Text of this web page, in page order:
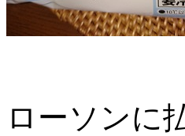
ローソンに